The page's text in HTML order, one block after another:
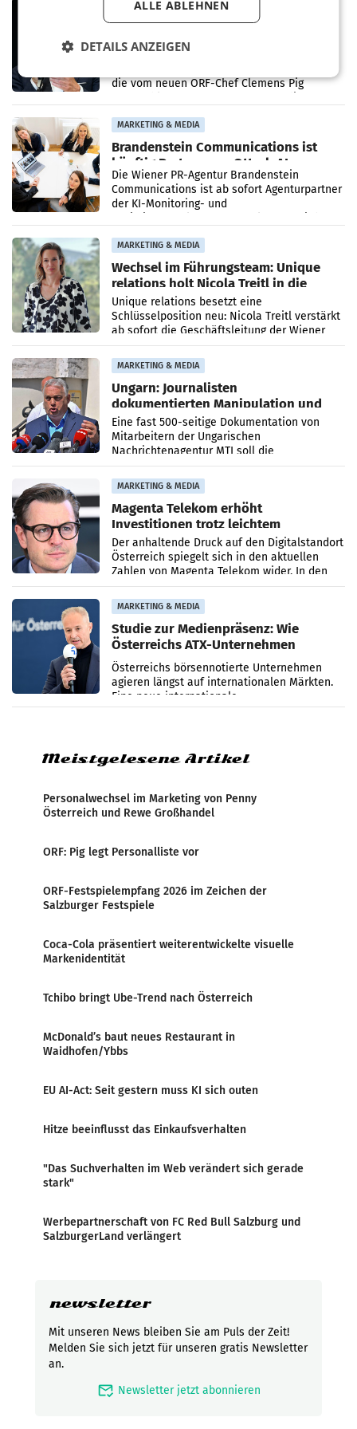
MARKETING & MEDIA
Stiftungsrat Lederer wehrt sich in
den SN gegen Vorwürfe
Mehrere Themen beschäftigen derzeit den
die vom neuen ORF-Chef Clemens Pig
MARKETING & MEDIA
Brandenstein Communications ist
künftig Partner von OtterlyAI
Die Wiener PR-Agentur Brandenstein
Communications ist ab sofort Agenturpartner
der KI-Monitoring- und
MARKETING & MEDIA
Wechsel im Führungsteam: Unique
relations holt Nicola Treitl in die
Geschäftsleitung
Unique relations besetzt eine
Schlüsselposition neu: Nicola Treitl verstärkt
ab sofort die Geschäftsleitung der Wiener
PR-Agentur an der Seite von Josef Kalina und
Anna Kalina-Mahr.
MARKETING & MEDIA
Ungarn: Journalisten
dokumentierten Manipulation und
Zensur
Eine fast 500-seitige Dokumentation von
Mitarbeitern der Ungarischen
Nachrichtenagentur MTI soll die
systematische Nachrichten-Manipulation und
Zensur bei der Agentur während der Zeit
MARKETING & MEDIA
Magenta Telekom erhöht
Investitionen trotz leichtem
Umsatzrückgang
Der anhaltende Druck auf den Digitalstandort
Österreich spiegelt sich in den aktuellen
Zahlen von Magenta Telekom wider. In den
ersten sechs Monaten des laufenden Jahres
verzeichnete
MARKETING & MEDIA
Studie zur Medienpräsenz: Wie
Österreichs ATX-Unternehmen
international wahrgenommen
werden
Österreichs börsennotierte Unternehmen
agieren längst auf internationalen Märkten.
Eine neue internationale
Medienresonanzanalyse untersucht die
Meistgelesene Artikel
Personalwechsel im Marketing von Penny
Österreich und Rewe Großhandel
ORF: Pig legt Personalliste vor
ORF-Festspielempfang 2026 im Zeichen der
Salzburger Festspiele
Coca-Cola präsentiert weiterentwickelte visuelle
Markenidentität
Tchibo bringt Ube-Trend nach Österreich
McDonald’s baut neues Restaurant in
Waidhofen/Ybbs
EU AI-Act: Seit gestern muss KI sich outen
Hitze beeinflusst das Einkaufsverhalten
"Das Suchverhalten im Web verändert sich gerade
stark"
Werbepartnerschaft von FC Red Bull Salzburg und
SalzburgerLand verlängert
newsletter
Mit unseren News bleiben Sie am Puls der Zeit!
Melden Sie sich jetzt für unseren gratis Newsletter
an.
mark_email_read Newsletter jetzt abonnieren
ALLE ABLEHNEN
DETAILS ANZEIGEN